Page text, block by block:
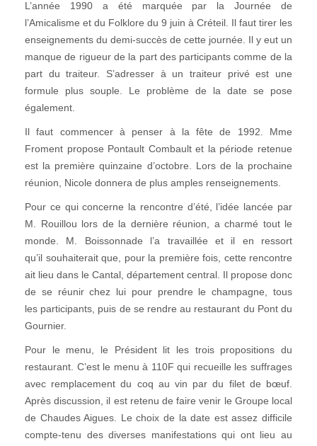
L’année 1990 a été marquée par la Journée de
l’Amicalisme et du Folklore du 9 juin à Créteil. Il faut tirer les
enseignements du demi-succès de cette journée. Il y eut un
manque de rigueur de la part des participants comme de la
part du traiteur. S’adresser à un traiteur privé est une
formule plus souple. Le problème de la date se pose
également.
Il faut commencer à penser à la fête de 1992. Mme
Froment propose Pontault Combault et la période retenue
est la première quinzaine d’octobre. Lors de la prochaine
réunion, Nicole donnera de plus amples renseignements.
Pour ce qui concerne la rencontre d’été, l’idée lancée par
M. Rouillou lors de la dernière réunion, a charmé tout le
monde. M. Boissonnade l’a travaillée et il en ressort
qu’il souhaiterait que, pour la première fois, cette rencontre
ait lieu dans le Cantal, département central. Il propose donc
de se réunir chez lui pour prendre le champagne, tous
les participants, puis de se rendre au restaurant du Pont du
Gournier.
Pour le menu, le Président lit les trois propositions du
restaurant. C’est le menu à 110F qui recueille les suffrages
avec remplacement du coq au vin par du filet de bœuf.
Après discussion, il est retenu de faire venir le Groupe local
de Chaudes Aigues. Le choix de la date est assez difficile
compte-tenu des diverses manifestations qui ont lieu au